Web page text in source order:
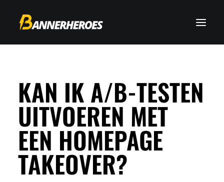
KAN IK A/B-TESTEN
UITVOEREN MET
EEN HOMEPAGE
TAKEOVER?